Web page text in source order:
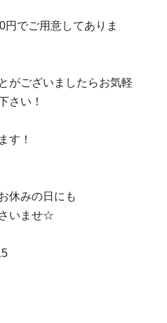
円でご用意してありま
がございましたらお気軽
さい！
す！
休みの日にも
いませ☆